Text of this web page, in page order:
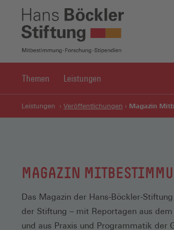
Themen Leistungen
Leistungen Veröffentlichungen Magazin
MAGAZIN
Das Magazin der Hans-Böckler-
der Stiftung – mit Reportagen aus
und aus Praxis und Programmatik der